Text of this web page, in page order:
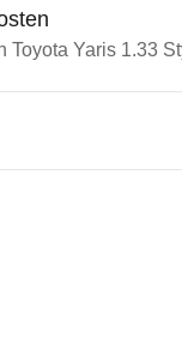
Toyota Yaris 1.33